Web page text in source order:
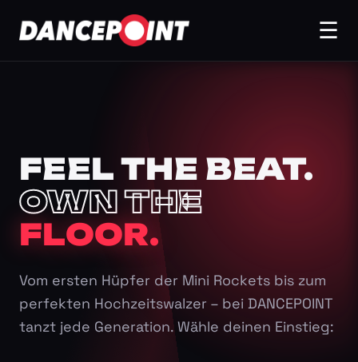
☰
FEEL THE BEAT.
OWN THE
FLOOR.
Vom ersten Hüpfer der Mini Rockets bis zum
perfekten Hochzeitswalzer – bei DANCEPOINT
tanzt jede Generation. Wähle deinen Einstieg: